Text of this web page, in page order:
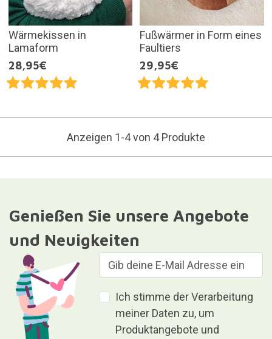
Wärmekissen in
Lamaform
28,95€
Fußwärmer in Form eines
Faultiers
29,95€
Anzeigen 1-4 von 4 Produkte
Genießen Sie unsere Angebote
und Neuigkeiten
Ich stimme der Verarbeitung
meiner Daten zu, um
Produktangebote und